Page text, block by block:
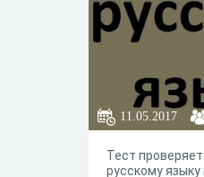
11.05.2017
Тест
русскому языку